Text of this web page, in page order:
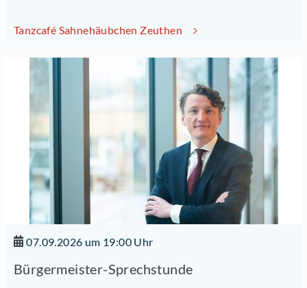
Tanzcafé Sahnehäubchen Zeuthen
07.09.2026 um 19:00 Uhr
Bürgermeister-Sprechstunde